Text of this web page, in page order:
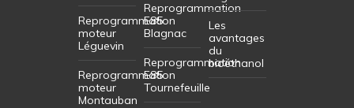
Reprogrammation
moteur
Léguevin
Reprogrammation
moteur
Montauban
Reprogrammation
E85
Blagnac
Reprogrammation
E85
Tournefeuille
Les
avantages
du
bioéthanol